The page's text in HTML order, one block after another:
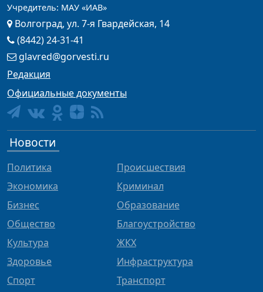
Учредитель: МАУ «ИАВ»
Волгоград, ул. 7-я Гвардейская, 14
(8442) 24-31-41
glavred@gorvesti.ru
Редакция
Официальные документы
Новости
Политика
Экономика
Бизнес
Общество
Культура
Здоровье
Спорт
Происшествия
Криминал
Образование
Благоустройство
ЖКХ
Инфраструктура
Транспорт